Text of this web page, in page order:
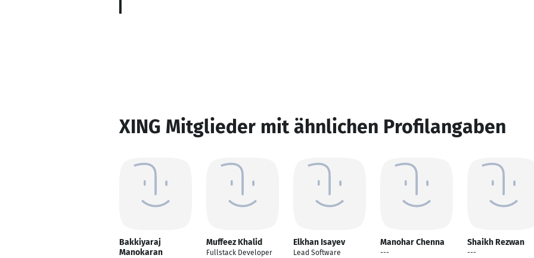
XING Mitglieder mit ähnlichen Profilangaben
Bakkiyaraj
Manokaran
Muffeez Khalid
Fullstack Developer
Elkhan Isayev
Lead Software
Manohar Chenna
---
Shaikh Rezwan
---